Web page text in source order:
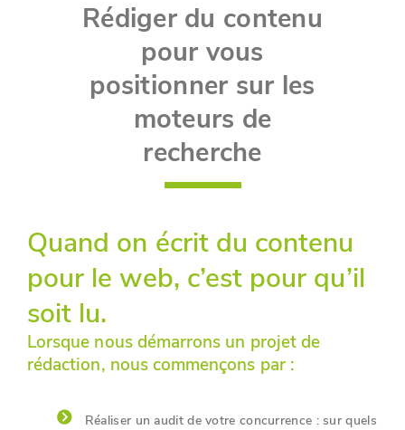
Rédiger du contenu
pour vous
positionner sur les
moteurs de
recherche
Quand on écrit du contenu
pour le web, c’est pour qu’il
soit lu.
Lorsque nous démarrons un projet de
rédaction, nous commençons par :
Réaliser un audit de votre concurrence : sur quels